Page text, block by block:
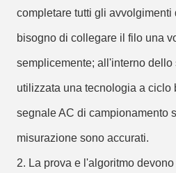
completare tutti gli
bisogno di collegare il filo una
semplicemente; all'interno dello
utilizzata una tecnologia a ciclo
segnale AC di campionamento
misurazione sono accurati.
2. La prova e l'algoritmo